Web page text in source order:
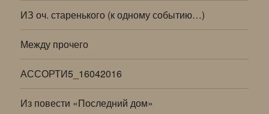
ИЗ оч. старенького (к одному событию…)
Между прочего
АССОРТИ5_16042016
Из повести «Последний дом»